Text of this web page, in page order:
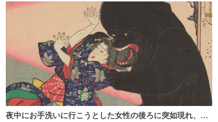
数
夜中にお手洗いに行こうとした女性の後ろに突如現れ、髪